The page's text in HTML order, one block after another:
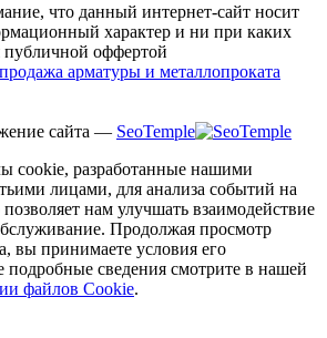
что данный интернет-сайт носит
характер и ни при каких
публичной оффертой
продажа арматуры и металлопроката
сайта — SeoTemple
cookie, разработанные нашими
лицами, для анализа событий на
нам улучшать взаимодействие
Продолжая просмотр
вы принимаете условия его
подробные сведения смотрите в нашей
файлов Cookie.